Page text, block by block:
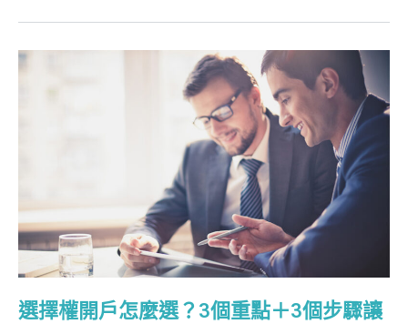
選擇權開戶怎麼選？3個重點＋3個步驟讓